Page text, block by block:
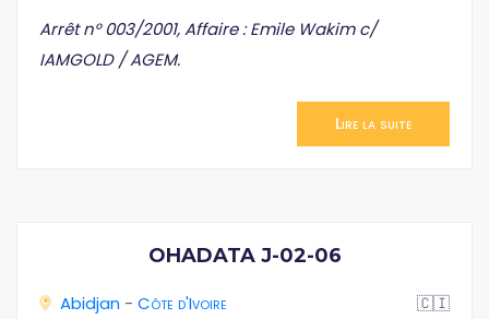
Arrêt n° 003/2001, Affaire : Emile Wakim c/
IAMGOLD / AGEM.
Lire la suite
OHADATA J-02-06
Abidjan - Côte d'Ivoire
🇨🇮